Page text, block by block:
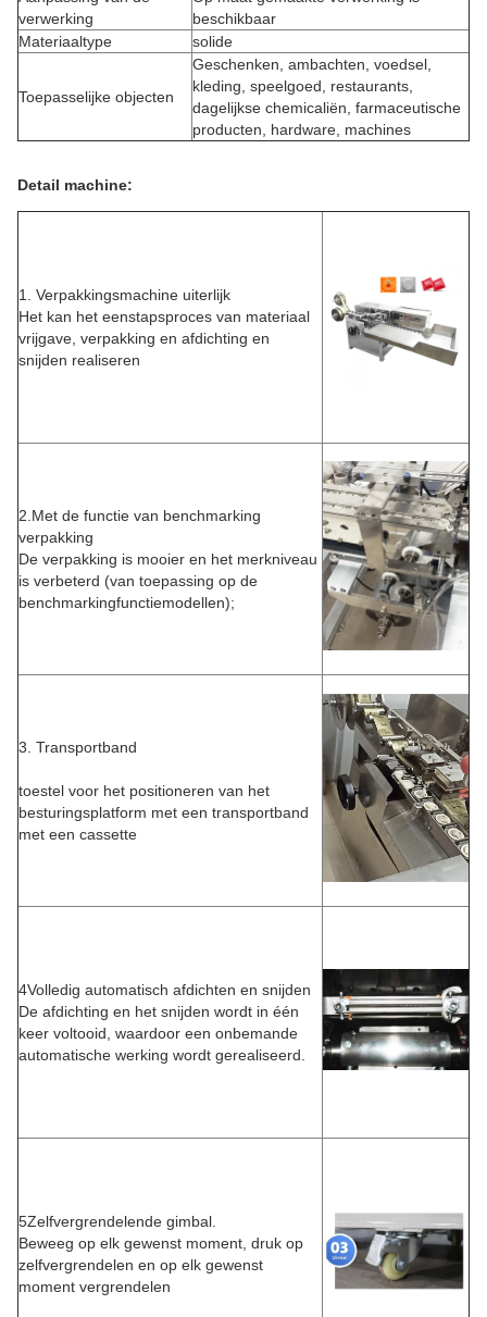
verwerking
beschikbaar
Materiaaltype
solide
Toepasselijke objecten
Geschenken, ambachten, voedsel,
kleding, speelgoed, restaurants,
dagelijkse chemicaliën, farmaceutische
producten, hardware, machines
Detail machine:
1. Verpakkingsmachine uiterlijk
Het kan het eenstapsproces van materiaal
vrijgave, verpakking en afdichting en
snijden realiseren
2.Met de functie van benchmarking
verpakking
De verpakking is mooier en het merkniveau
is verbeterd (van toepassing op de
benchmarkingfunctiemodellen);
3. Transportband
toestel voor het positioneren van het
besturingsplatform met een transportband
met een cassette
4Volledig automatisch afdichten en snijden
De afdichting en het snijden wordt in één
keer voltooid, waardoor een onbemande
automatische werking wordt gerealiseerd.
5Zelfvergrendelende gimbal.
Beweeg op elk gewenst moment, druk op
zelfvergrendelen en op elk gewenst
moment vergrendelen